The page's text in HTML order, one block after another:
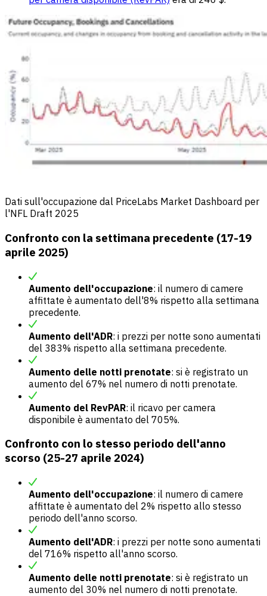
Dati sull'occupazione dal PriceLabs Market Dashboard per
l'NFL Draft 2025
Confronto con la settimana precedente (17-19
aprile 2025)
Aumento dell'occupazione: il numero di camere
affittate è aumentato dell'8% rispetto alla settimana
precedente.
Aumento dell'ADR: i prezzi per notte sono aumentati
del 383% rispetto alla settimana precedente.
Aumento delle notti prenotate: si è registrato un
aumento del 67% nel numero di notti prenotate.
Aumento del RevPAR: il ricavo per camera
disponibile è aumentato del 705%.
Confronto con lo stesso periodo dell'anno
scorso (25-27 aprile 2024)
Aumento dell'occupazione: il numero di camere
affittate è aumentato del 2% rispetto allo stesso
periodo dell'anno scorso.
Aumento dell'ADR: i prezzi per notte sono aumentati
del 716% rispetto all'anno scorso.
Aumento delle notti prenotate: si è registrato un
aumento del 30% nel numero di notti prenotate.